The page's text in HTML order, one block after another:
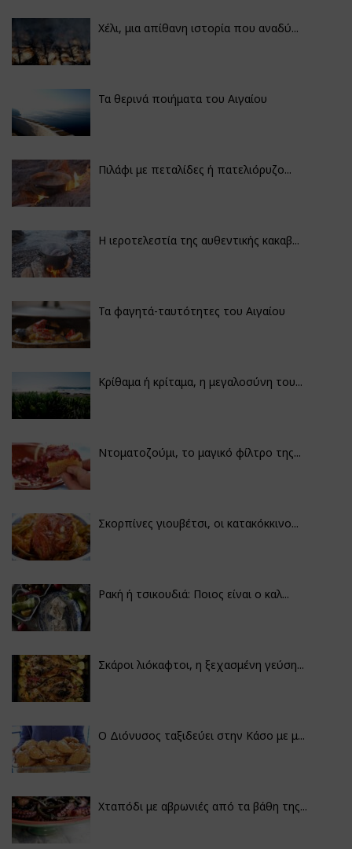
Χέλι, μια απίθανη ιστορία που αναδύ...
Τα θερινά ποιήματα του Αιγαίου
Πιλάφι με πεταλίδες ή πατελιόρυζο...
Η ιεροτελεστία της αυθεντικής κακαβ...
Τα φαγητά-ταυτότητες του Αιγαίου
Κρίθαμα ή κρίταμα, η μεγαλοσύνη του...
Ντοματοζούμι, το μαγικό φίλτρο της...
Σκορπίνες γιουβέτσι, οι κατακόκκινο...
Ρακή ή τσικουδιά: Ποιος είναι ο καλ...
Σκάροι λιόκαφτοι, η ξεχασμένη γεύση...
Ο Διόνυσος ταξιδεύει στην Κάσο με μ...
Χταπόδι με αβρωνιές από τα βάθη της...